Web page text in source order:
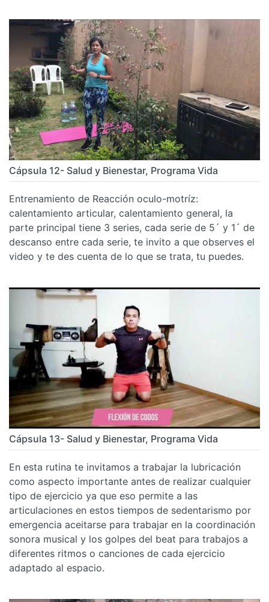
Cápsula 12- Salud y Bienestar, Programa Vida
Entrenamiento de Reacción oculo-motríz:
calentamiento articular, calentamiento general, la
parte principal tiene 3 series, cada serie de 5´ y 1´ de
descanso entre cada serie, te invito a que observes el
video y te des cuenta de lo que se trata, tu puedes.
Cápsula 13- Salud y Bienestar, Programa Vida
En esta rutina te invitamos a trabajar la lubricación
como aspecto importante antes de realizar cualquier
tipo de ejercicio ya que eso permite a las
articulaciones en estos tiempos de sedentarismo por
emergencia aceitarse para trabajar en la coordinación
sonora musical y los golpes del beat para trabajos a
diferentes ritmos o canciones de cada ejercicio
adaptado al espacio.